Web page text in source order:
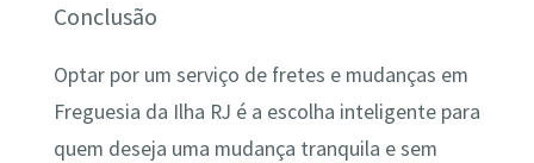
Conclusão
Optar por um serviço de fretes e mudanças em
Freguesia da Ilha RJ é a escolha inteligente para
quem deseja uma mudança tranquila e sem